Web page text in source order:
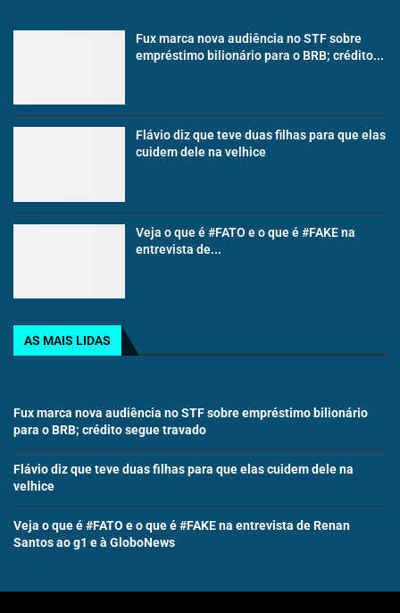
Fux marca nova audiência no STF sobre
empréstimo bilionário para o BRB; crédito...
Flávio diz que teve duas filhas para que elas
cuidem dele na velhice
Veja o que é #FATO e o que é #FAKE na
entrevista de...
AS MAIS LIDAS
Fux marca nova audiência no STF sobre empréstimo bilionário
para o BRB; crédito segue travado
Flávio diz que teve duas filhas para que elas cuidem dele na
velhice
Veja o que é #FATO e o que é #FAKE na entrevista de Renan
Santos ao g1 e à GloboNews